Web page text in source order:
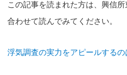
この記事を読まれた方は、興信
合わせて読んでみてください。
浮気調査の実力をアピールするの